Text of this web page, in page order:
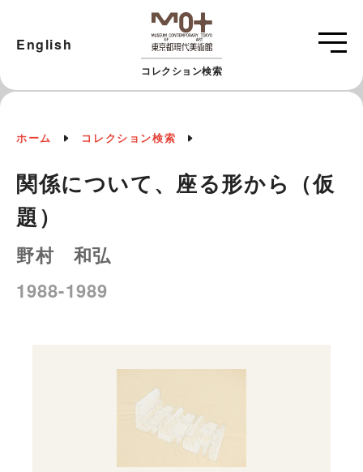
コレクション検索
English
ホーム コレクション検索
関係について、座る形から（仮
題）
野村 和弘
1988-1989